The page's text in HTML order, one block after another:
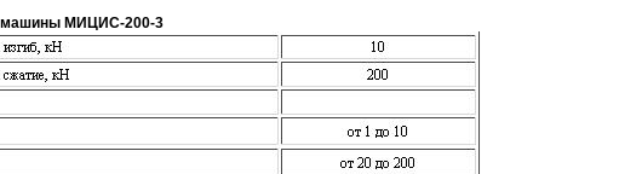
машины МИЦИС-200-3